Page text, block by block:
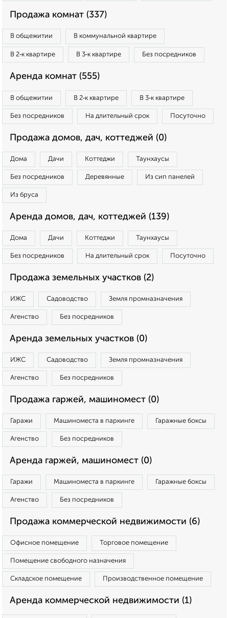
Продажа комнат (337)
В общежитии В коммунальной квартире
В 2‑к квартире В 3‑к квартире Без посредников
Аренда комнат (555)
В общежитии В 2‑к квартире В 3‑к квартире
Без посредников На длительный срок Посуточно
Продажа домов, дач, коттеджей (0)
Дома Дачи Коттеджи Таунхаусы
Без посредников Деревянные Из сип панелей
Из бруса
Аренда домов, дач, коттеджей (139)
Дома Дачи Коттеджи Таунхаусы
Без посредников На длительный срок Посуточно
Продажа земельных участков (2)
ИЖС Садоводство Земля промназначения
Агенство Без посредников
Аренда земельных участков (0)
ИЖС Садоводство Земля промназначения
Агенство Без посредников
Продажа гаржей, машиномест (0)
Гаражи Машиноместа в паркинге Гаражные боксы
Агенство Без посредников
Аренда гаржей, машиномест (0)
Гаражи Машиноместа в паркинге Гаражные боксы
Агенство Без посредников
Продажа коммерческой недвижимости (6)
Офисное помещение Торговое помещение
Помещение свободного назначения
Складское помещение Производственное помещение
Аренда коммерческой недвижимости (1)